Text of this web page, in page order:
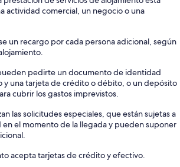
actividad comercial, un negocio o una
un recargo por cada persona adicional, según
pedirte un documento de identidad
y una tarjeta de crédito o débito, o un depósito
cubrir los gastos imprevistos.
las solicitudes especiales, que están sujetas a
el momento de la llegada y pueden suponer
acepta tarjetas de crédito y efectivo.